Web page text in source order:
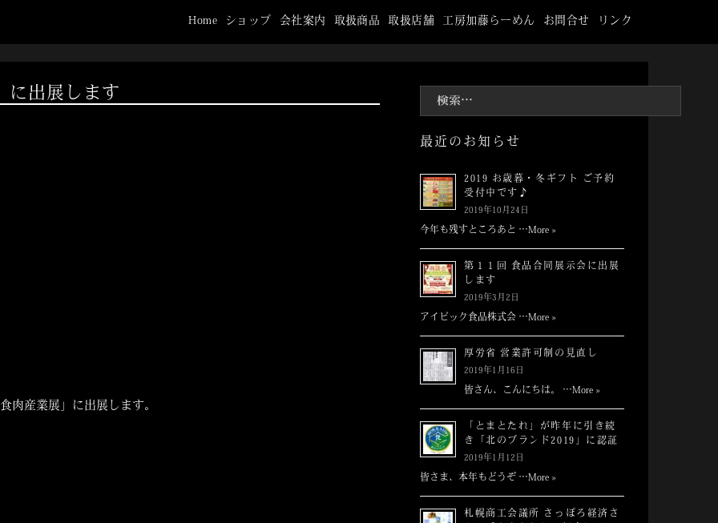
Home ショップ 会社案内 取扱商品 取扱店舗 工房加藤らーめん お問合せ リンク
に出展します
肉産業展」に出展します。
索:
最近のお知らせ
2019 お歳暮・冬ギフト ご予約
受付中です♪
2019年10月24日
今年も残すところあと …More »
第１１回 食品合同展示会に出展
します
2019年3月2日
アイビック食品株式会 …More »
厚労省 営業許可制の見直し
2019年1月16日
皆さん、こんにちは。 …More »
「とまとたれ」が昨年に引き続
き「北のブランド2019」に認証
2019年1月12日
皆さま、本年もどうぞ …More »
札幌商工会議所 さっぽろ経済さ